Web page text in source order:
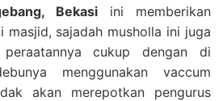
Bekasi ini memberikan
masjid, sajadah musholla ini juga
cukup dengan di
menggunakan vaccum
akan merepotkan pengurus